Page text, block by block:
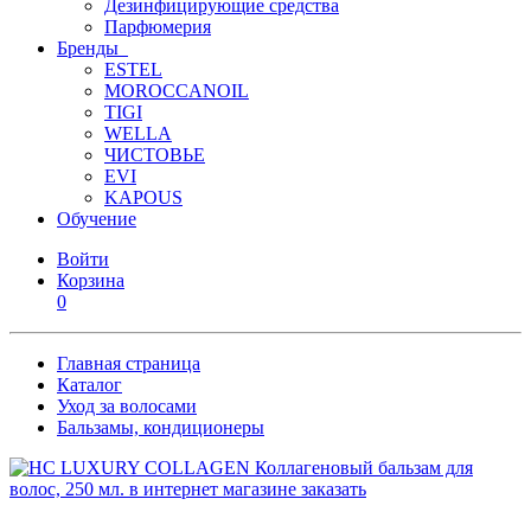
Дезинфицирующие средства
Парфюмерия
Бренды
ESTEL
MOROCCANOIL
TIGI
WELLA
ЧИСТОВЬЕ
EVI
KAPOUS
Обучение
Войти
Корзина
0
Главная страница
Каталог
Уход за волосами
Бальзамы, кондиционеры